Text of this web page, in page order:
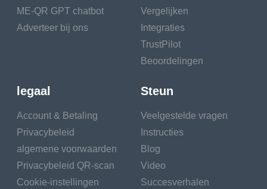
ME-QR GPT chatbot
Adverteer bij ons
Vergelijken
Integraties
TrustPilot
Beoordelingen
legaal
Account & Betaling
Privacybeleid
algemene voorwaarden
Privacybeleid QR-scan
Cookie-instellingen
Steun
Veelgestelde vragen
Instructies
Blog
Video
Succesverhalen